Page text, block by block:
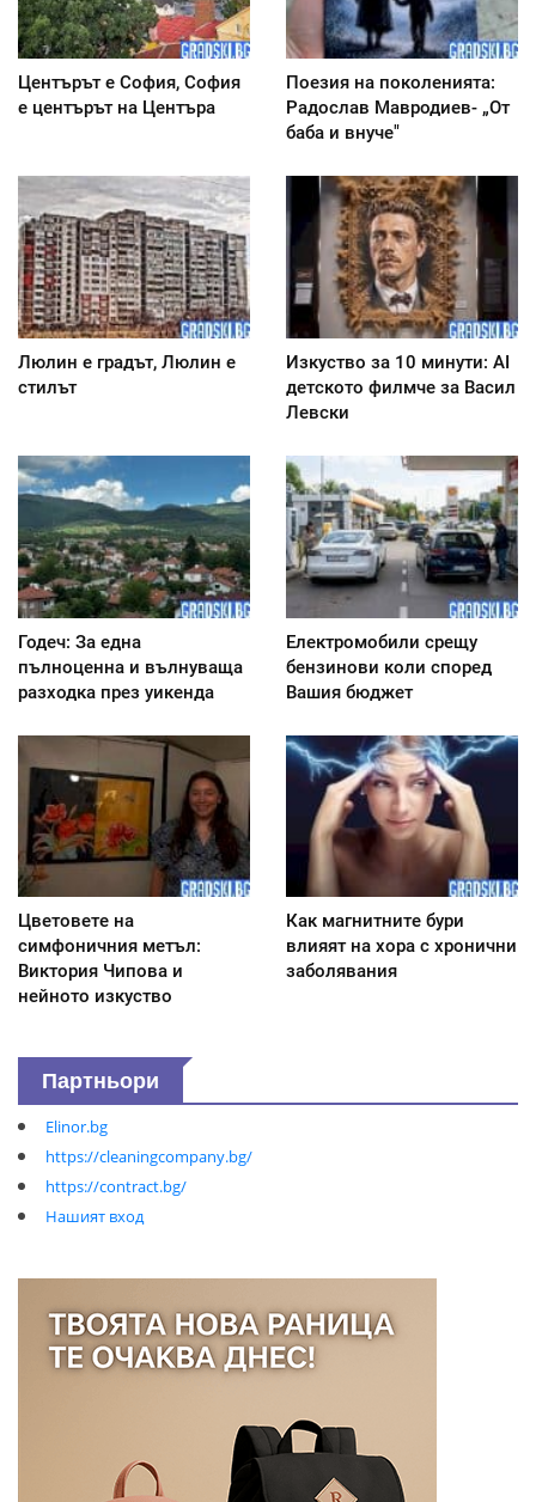
Центърът е София, София
е центърът на Центъра
Поезия на поколенията:
Радослав Мавродиев- „От
баба и внуче"
Люлин е градът, Люлин е
стилът
Изкуство за 10 минути: AI
детското филмче за Васил
Левски
Годеч: За една
пълноценна и вълнуваща
разходка през уикенда
Електромобили срещу
бензинови коли според
Вашия бюджет
Цветовете на
симфоничния метъл:
Виктория Чипова и
нейното изкуство
Как магнитните бури
влияят на хора с хронични
заболявания
Партньори
Elinor.bg
https://cleaningcompany.bg/
https://contract.bg/
Нашият вход